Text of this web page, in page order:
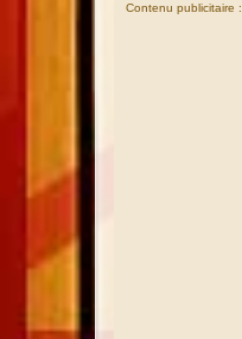
Contenu publicitaire :